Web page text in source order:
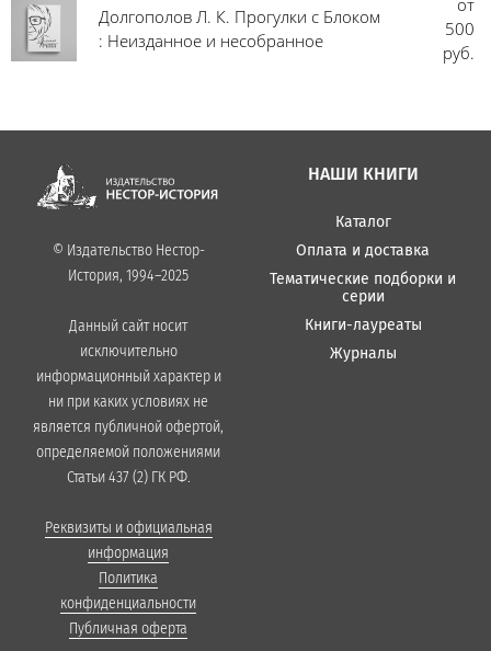
Долгополов Л. К. Прогулки с Блоком
: Неизданное и несобранное
500
руб.
© Издательство Нестор-
История, 1994–2025
Данный сайт носит
исключительно
информационный характер и
ни при каких условиях не
является публичной офертой,
определяемой положениями
Статьи 437 (2) ГК РФ.
Реквизиты и официальная
информация
Политика
конфиденциальности
Публичная оферта
НАШИ КНИГИ
Каталог
Оплата и доставка
Тематические подборки и
серии
Книги-лауреаты
Журналы